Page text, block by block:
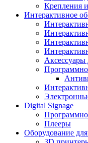
Крепления
Интерактивное
Аксессуары
Digital Signage
Плееры
Оборудование